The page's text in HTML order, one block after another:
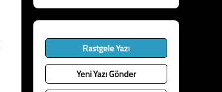
Rastgele Yazı
Yeni Yazı Gönder